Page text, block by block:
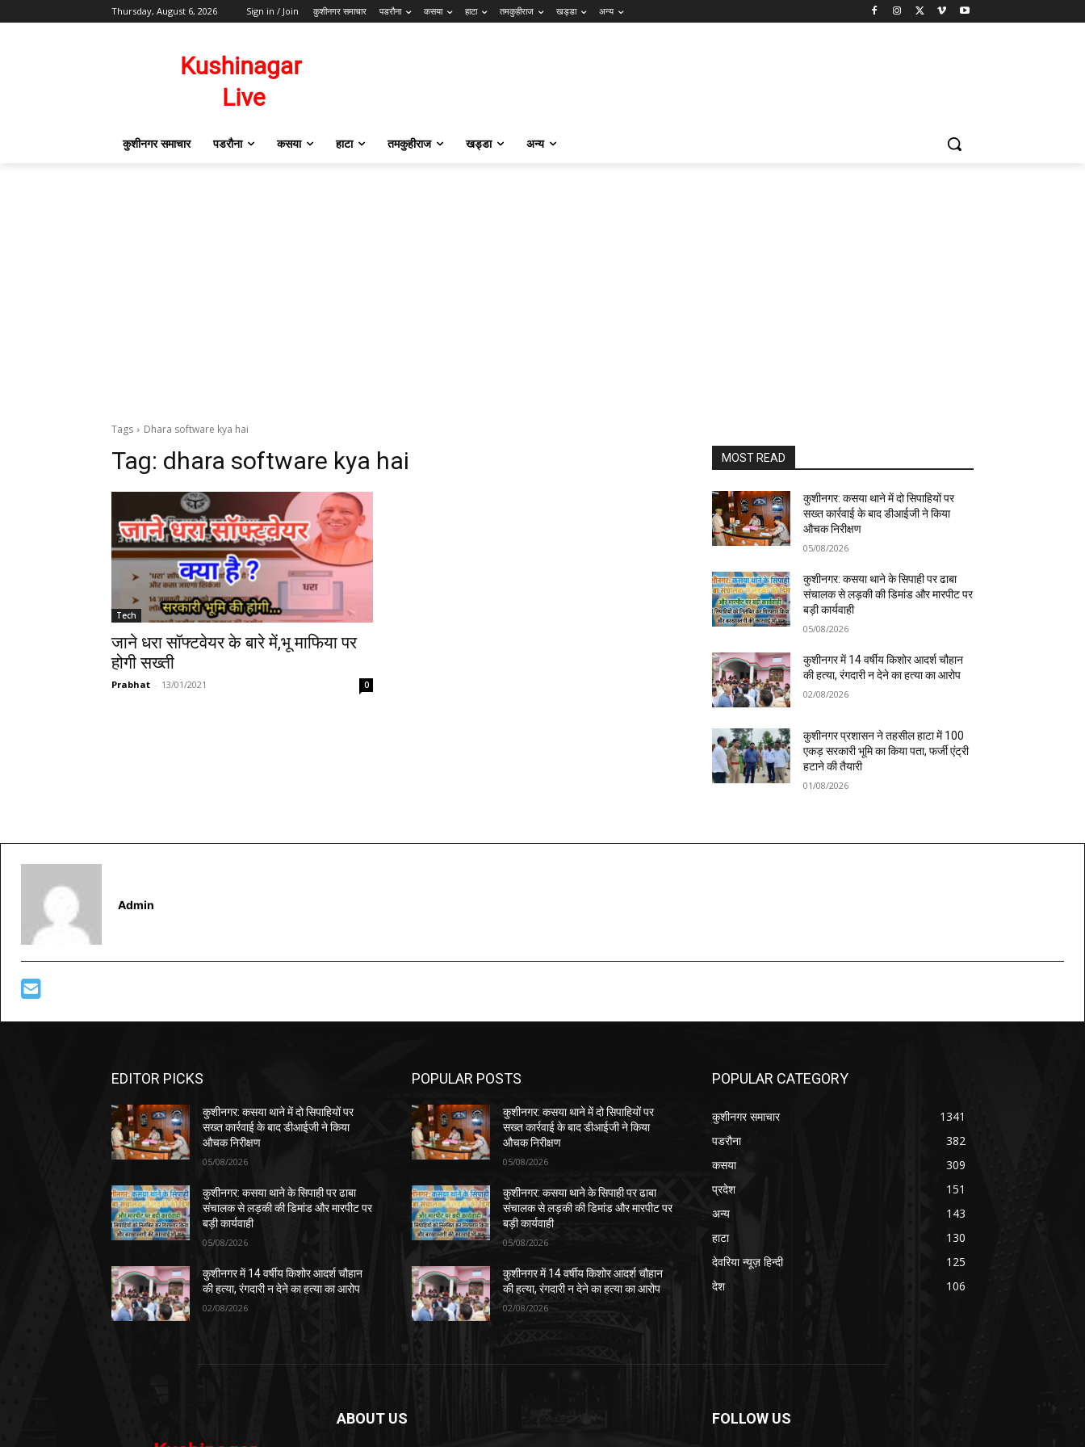
Thursday, August 6, 2026 Sign in / Join कुशीनगर समाचार पडरौना कसया हाटा तमकुहीराज खड्डा अन्य
कुशीनगर समाचार पडरौना कसया हाटा तमकुहीराज खड्डा अन्य
Tags Dhara software kya hai
Tag: dhara software kya hai
Tech
जाने धरा सॉफ्टवेयर के बारे में,भू माफिया पर
होगी सख्ती
Prabhat - 13/01/2021 0
MOST READ
कुशीनगर: कसया थाने में दो सिपाहियों पर
सख्त कार्रवाई के बाद डीआईजी ने किया
औचक निरीक्षण
05/08/2026
कुशीनगर: कसया थाने के सिपाही पर ढाबा
संचालक से लड़की की डिमांड और मारपीट पर
बड़ी कार्यवाही
05/08/2026
कुशीनगर में 14 वर्षीय किशोर आदर्श चौहान
की हत्या, रंगदारी न देने का हत्या का आरोप
02/08/2026
कुशीनगर प्रशासन ने तहसील हाटा में 100
एकड़ सरकारी भूमि का किया पता, फर्जी एंट्री
हटाने की तैयारी
01/08/2026
Admin
EDITOR PICKS
कुशीनगर: कसया थाने में दो सिपाहियों पर
सख्त कार्रवाई के बाद डीआईजी ने किया
औचक निरीक्षण
05/08/2026
कुशीनगर: कसया थाने के सिपाही पर ढाबा
संचालक से लड़की की डिमांड और मारपीट पर
बड़ी कार्यवाही
05/08/2026
कुशीनगर में 14 वर्षीय किशोर आदर्श चौहान
की हत्या, रंगदारी न देने का हत्या का आरोप
02/08/2026
POPULAR POSTS
कुशीनगर: कसया थाने में दो सिपाहियों पर
सख्त कार्रवाई के बाद डीआईजी ने किया
औचक निरीक्षण
05/08/2026
कुशीनगर: कसया थाने के सिपाही पर ढाबा
संचालक से लड़की की डिमांड और मारपीट पर
बड़ी कार्यवाही
05/08/2026
कुशीनगर में 14 वर्षीय किशोर आदर्श चौहान
की हत्या, रंगदारी न देने का हत्या का आरोप
02/08/2026
POPULAR CATEGORY
कुशीनगर समाचार
1341
पडरौना
382
कसया
309
प्रदेश
151
अन्य
143
हाटा
130
देवरिया न्यूज़ हिन्दी
125
देश
106
ABOUT US FOLLOW US